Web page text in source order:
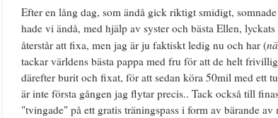
Efter en lång dag, som ändå gick riktigt smidigt,
hade vi ändå, med hjälp av syster och bästa Ellen,
återstår att fixa, men jag är ju faktiskt ledig nu och har (
tackar världens bästa pappa med fru för att de helt
därefter burit och fixat, för att sedan köra 50mil med ett
är inte första gången jag flytar precis.. Tack också till
"tvingade" på ett gratis träningspass i form av bärande